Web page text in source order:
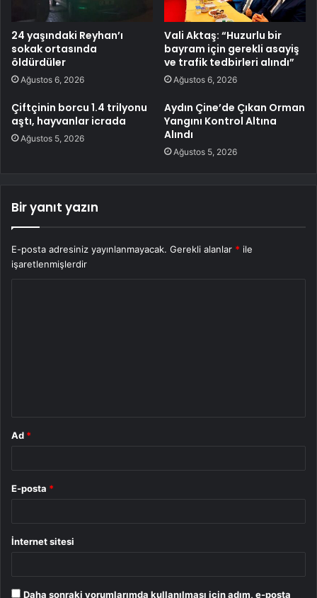
24 yaşındaki Reyhan’ı
sokak ortasında
öldürdüler
Ağustos 6, 2026
Vali Aktaş: “Huzurlu bir
bayram için gerekli asayiş
ve trafik tedbirleri alındı”
Ağustos 6, 2026
Çiftçinin borcu 1.4 trilyonu
aştı, hayvanlar icrada
Ağustos 5, 2026
Aydın Çine’de Çıkan Orman
Yangını Kontrol Altına
Alındı
Ağustos 5, 2026
Bir yanıt yazın
E-posta adresiniz yayınlanmayacak. Gerekli alanlar * ile
işaretlenmişlerdir
Ad *
E-posta *
İnternet sitesi
Daha sonraki yorumlarımda kullanılması için adım, e-posta